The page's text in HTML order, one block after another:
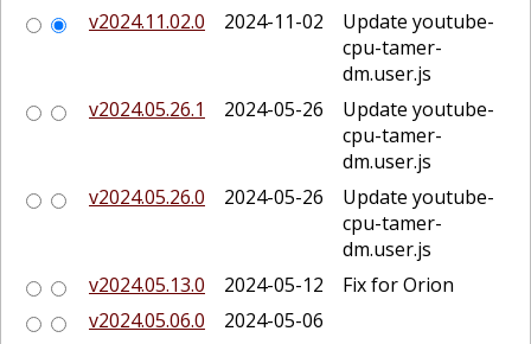
v2024.11.02.0
2024-11-02
Update youtube-
cpu-tamer-
dm.user.js
v2024.05.26.1
2024-05-26
Update youtube-
cpu-tamer-
dm.user.js
v2024.05.26.0
2024-05-26
Update youtube-
cpu-tamer-
dm.user.js
v2024.05.13.0
2024-05-12
Fix for Orion
v2024.05.06.0
2024-05-06